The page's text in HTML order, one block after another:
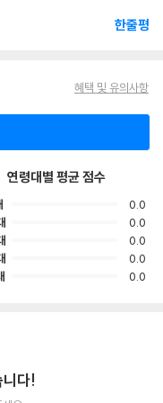
한줄평
혜택 및 유의사항
연령대별 평균 점수
0.0
0.0
0.0
0.0
0.0
다!